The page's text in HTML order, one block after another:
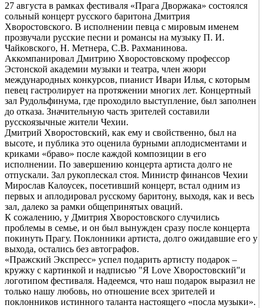
27 августа в рамках фестиваля «Прага Дворжака» состоялся
сольный концерт русского баритона Дмитрия
Хворостовского. В исполнении певца с мировым именем
прозвучали русские песни и романсы на музыку П. И.
Чайковского, Н. Meтнера, С.В. Рахманинова.
Аккомпанировал Дмитрию Хворостовскому профессор
Эстонской академии музыки и театра, член жюри
международных конкурсов, пианист Ивари Илья, с которым
певец гастролирует на протяжении многих лет. Концертный
зал Рудольфинума, где проходило выступление, был заполнен
до отказа. Значительную часть зрителей составили
русскоязычные жители Чехии.
Дмитрий Хворостовский, как ему и свойственно, был на
высоте, и публика это оценила бурными аплодисментами и
криками «браво» после каждой композиции в его
исполнении. По завершению концерта артиста долго не
отпускали. Зал рукоплескал стоя. Министр финансов Чехии
Мирослав Калоусек, посетивший концерт, встал одним из
первых и аплодировал русскому баритону, выходя, как и весь
зал, далеко за рамки общепринятых оваций.
К сожалению, у Дмитрия Хворостовского случились
проблемы в семье, и он был вынужден сразу после концерта
покинуть Прагу. Поклонники артиста, долго ожидавшие его у
выхода, остались без автографов.
«Пражский Экспресс» успел подарить артисту подарок –
кружку с картинкой и надписью "Я Love Хворостовский"и
логотипом фестиваля. Надеемся, что наш подарок выразил не
только нашу любовь, но отношение всех зрителей и
поклонников истинного таланта настоящего «посла музыки».